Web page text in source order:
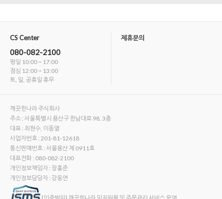
CS Center
080-082-2100
평일 10:00 ~ 17:00
점심 12:00 ~ 13:00
토, 일, 공휴일 휴무
제휴문의
깨끗한나라 주식회사
주소 : 서울특별시 용산구 한남대로 98, 3층
대표 : 최현수, 이동열
사업자번호 : 201-81-12618
통신판매번호 : 서울용산 제 0911호
대표전화 : 080-082-2100
개인정보책임자 : 장홍준
개인정보담당자 : 강동연